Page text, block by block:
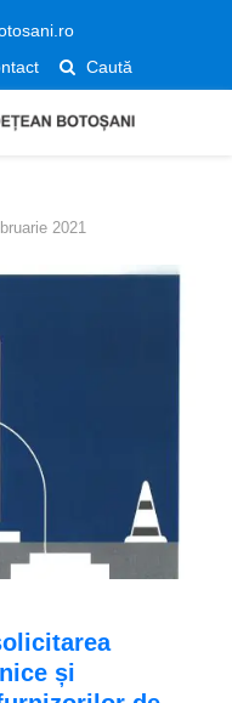
Caută
2021
și